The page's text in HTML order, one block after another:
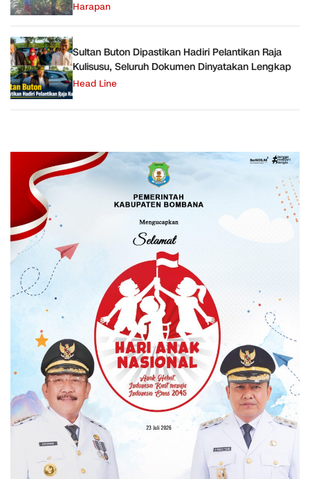
Harapan
Sultan Buton Dipastikan Hadiri Pelantikan Raja
Kulisusu, Seluruh Dokumen Dinyatakan Lengkap
Head Line